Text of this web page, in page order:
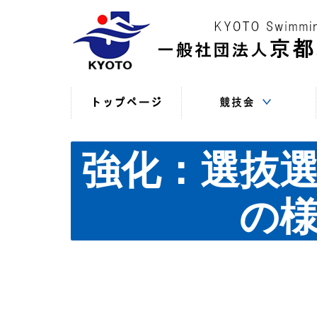
（現年度）
（過年度以前）
（申込・連絡事項等）
強化：選抜
の